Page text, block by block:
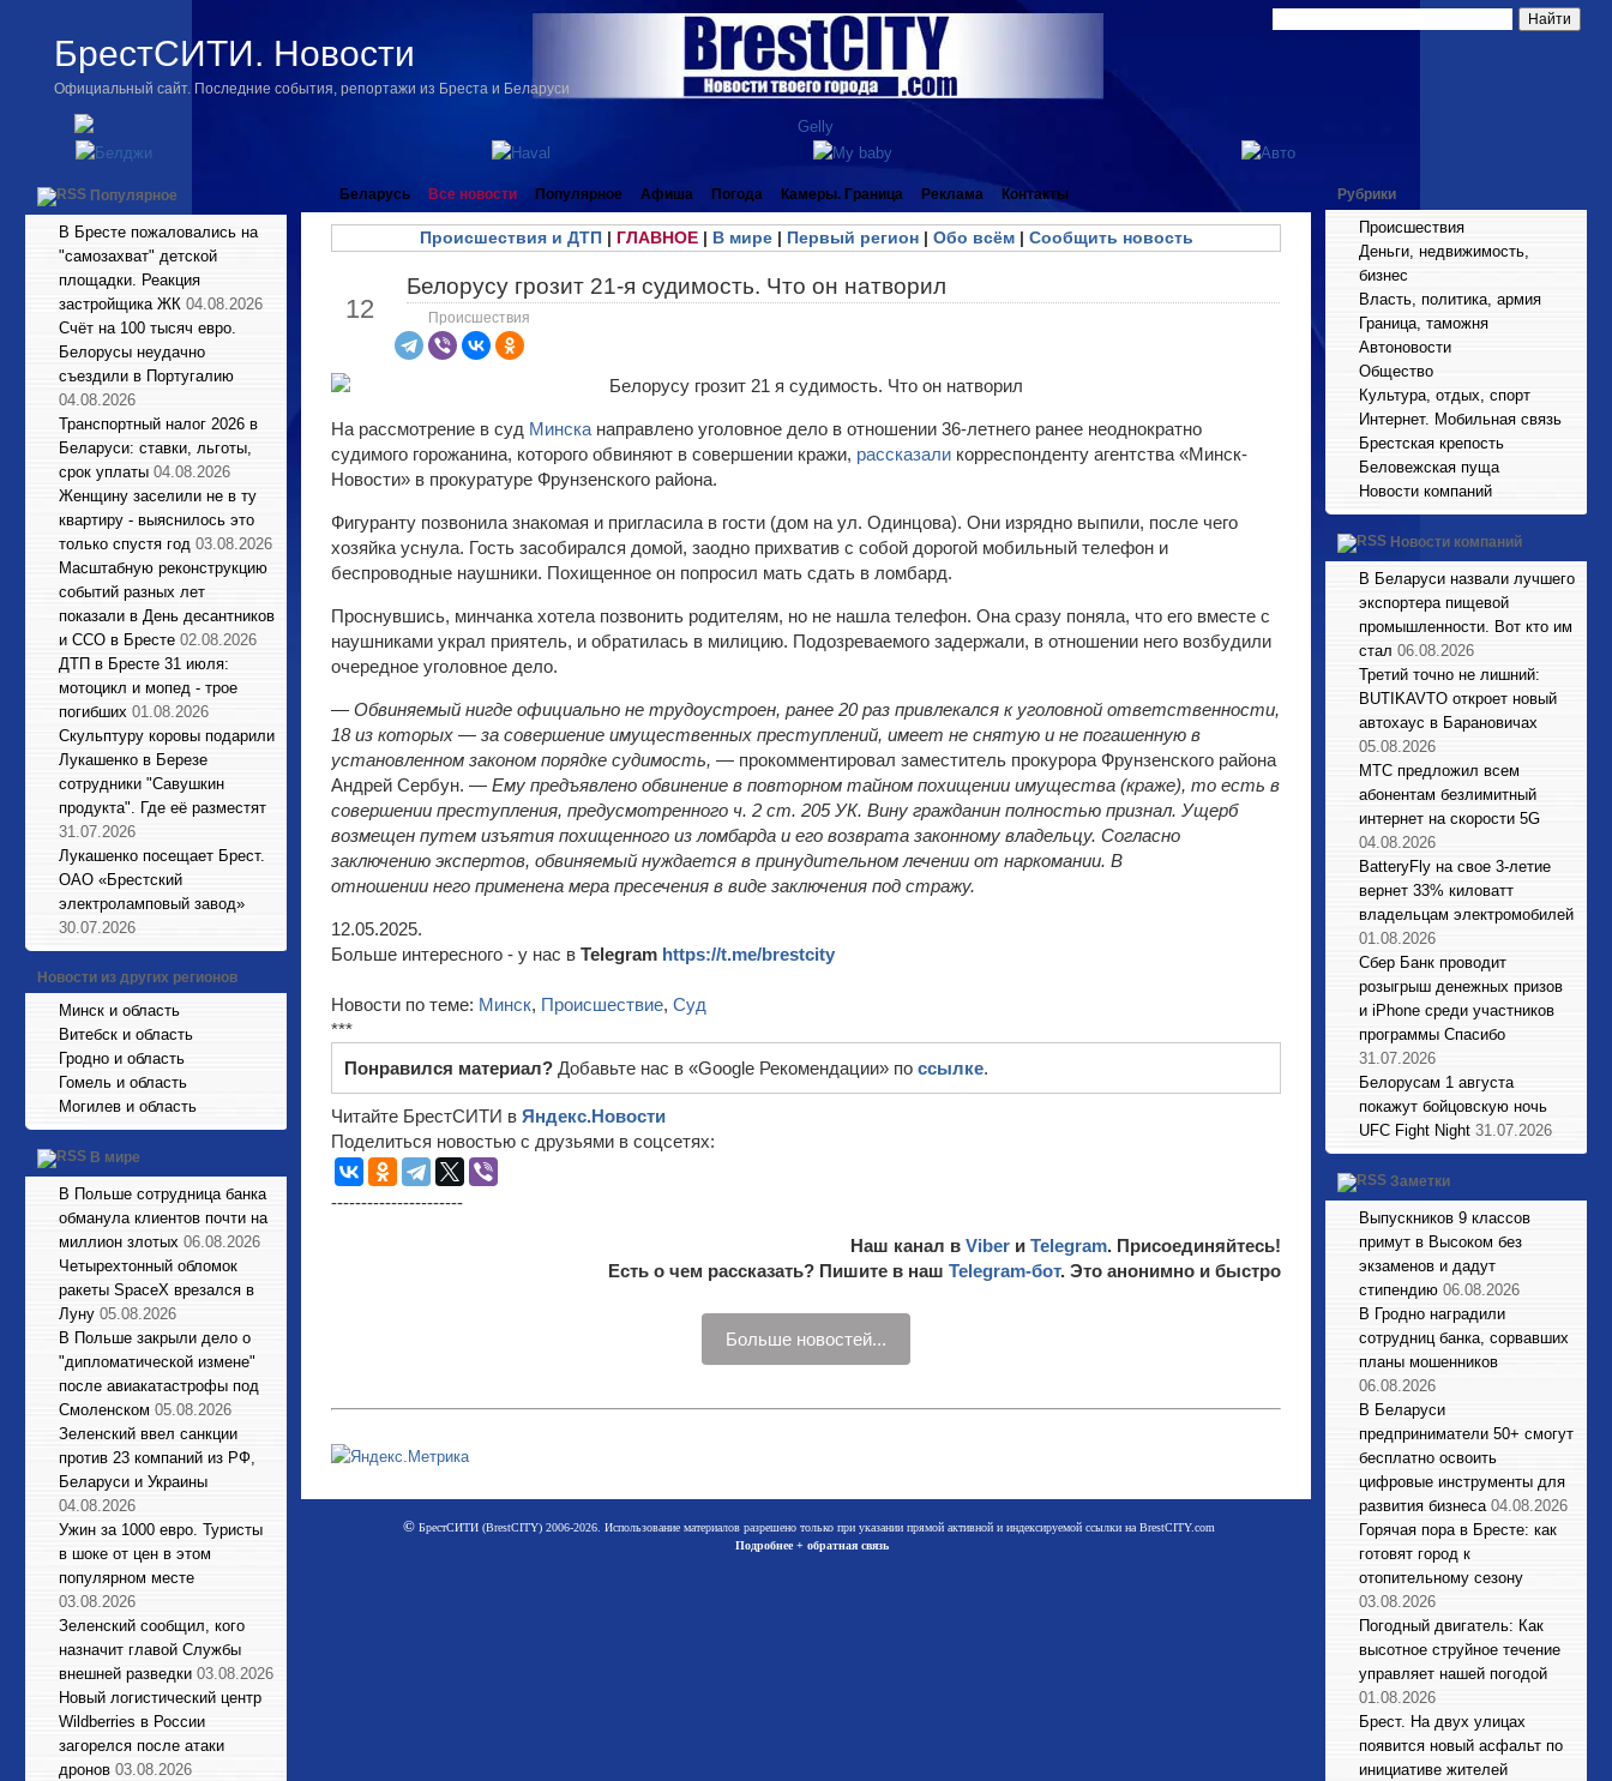
БрестСИТИ. Новости
Официальный сайт. Последние события, репортажи из Бреста и Беларуси
Популярное
В Бресте пожаловались на
"самозахват" детской
площадки. Реакция
застройщика ЖК 04.08.2026
Счёт на 100 тысяч евро.
Белорусы неудачно
съездили в Португалию
04.08.2026
Транспортный налог 2026 в
Беларуси: ставки, льготы,
срок уплаты 04.08.2026
Женщину заселили не в ту
квартиру - выяснилось это
только спустя год 03.08.2026
Масштабную реконструкцию
событий разных лет
показали в День десантников
и ССО в Бресте 02.08.2026
ДТП в Бресте 31 июля:
мотоцикл и мопед - трое
погибших 01.08.2026
Cкульптуру коровы подарили
Лукашенко в Березе
сотрудники "Савушкин
продукта". Где её разместят
31.07.2026
Лукашенко посещает Брест.
ОАО «Брестский
электроламповый завод»
30.07.2026
Новости из других регионов
Минск и область
Витебск и область
Гродно и область
Гомель и область
Могилев и область
В мире
В Польше сотрудница банка
обманула клиентов почти на
миллион злотых 06.08.2026
Четырехтонный обломок
ракеты SpaceX врезался в
Луну 05.08.2026
В Польше закрыли дело о
"дипломатической измене"
после авиакатастрофы под
Смоленском 05.08.2026
Зеленский ввел санкции
против 23 компаний из РФ,
Беларуси и Украины
04.08.2026
Ужин за 1000 евро. Туристы
в шоке от цен в этом
популярном месте
03.08.2026
Зеленский сообщил, кого
назначит главой Службы
внешней разведки 03.08.2026
Новый логистический центр
Wildberries в России
загорелся после атаки
дронов 03.08.2026
Беларусь Все новости Популярное Афиша Погода Камеры. Граница Реклама Контакты
Происшествия и ДТП| ГЛАВНОЕ| В мире| Первый регион| Обо всём| Сообщить новость
12
Белорусу грозит 21-я судимость. Что он натворил
Происшествия
На рассмотрение в суд Минска направлено уголовное дело в отношении 36-летнего ранее неоднократно
судимого горожанина, которого обвиняют в совершении кражи, рассказали корреспонденту агентства «Минск-
Новости» в прокуратуре Фрунзенского района.
Фигуранту позвонила знакомая и пригласила в гости (дом на ул. Одинцова). Они изрядно выпили, после чего
хозяйка уснула. Гость засобирался домой, заодно прихватив с собой дорогой мобильный телефон и
беспроводные наушники. Похищенное он попросил мать сдать в ломбард.
Проснувшись, минчанка хотела позвонить родителям, но не нашла телефон. Она сразу поняла, что его вместе с
наушниками украл приятель, и обратилась в милицию. Подозреваемого задержали, в отношении него возбудили
очередное уголовное дело.
— Обвиняемый нигде официально не трудоустроен, ранее 20раз привлекался к уголовной ответственности,
18 из которых — за совершение имущественных преступлений, имеет не снятую и не погашенную в
установленном законом порядке судимость, — прокомментировал заместитель прокурора Фрунзенского района
Андрей Сербун. — Ему предъявлено обвинение в повторном тайном похищении имущества (краже), то есть в
совершении преступления, предусмотренного ч. 2 ст. 205 УК. Вину гражданин полностью признал. Ущерб
возмещен путем изъятия похищенного из ломбарда и его возврата законному владельцу. Согласно
заключению экспертов, обвиняемый нуждается в принудительном лечении от наркомании. В
отношении него применена мера пресечения в виде заключения под стражу.
12.05.2025.
Больше интересного - у нас в Telegram https://t.me/brestcity
Новости по теме: Минск, Происшествие, Суд
***
Понравился материал? Добавьте нас в «Google Рекомендации» по ссылке.
Читайте БрестСИТИ в Яндекс.Новости
Поделиться новостью с друзьями в соцсетях:
----------------------
Наш канал в Viber и Telegram. Присоединяйтесь!
Есть о чем рассказать? Пишите в наш Telegram-бот. Это анонимно и быстро
Больше новостей...
©БрестСИТИ (BrestCITY) 2006-2026. Использование материалов разрешено только при указании прямой активной и индексируемой ссылки на BrestCITY.com
Подробнее + обратная связь
Рубрики
Происшествия
Деньги, недвижимость,
бизнес
Власть, политика, армия
Граница, таможня
Автоновости
Общество
Культура, отдых, спорт
Интернет. Мобильная связь
Брестская крепость
Беловежская пуща
Новости компаний
Новости компаний
В Беларуси назвали лучшего
экспортера пищевой
промышленности. Вот кто им
стал 06.08.2026
Третий точно не лишний:
BUTIKAVTO откроет новый
автохаус в Барановичах
05.08.2026
МТС предложил всем
абонентам безлимитный
интернет на скорости 5G
04.08.2026
BatteryFly на свое 3-летие
вернет 33% киловатт
владельцам электромобилей
01.08.2026
Сбер Банк проводит
розыгрыш денежных призов
и iPhone среди участников
программы Спасибо
31.07.2026
Белорусам 1 августа
покажут бойцовскую ночь
UFC Fight Night 31.07.2026
Заметки
Выпускников 9 классов
примут в Высоком без
экзаменов и дадут
стипендию 06.08.2026
В Гродно наградили
сотрудниц банка, сорвавших
планы мошенников
06.08.2026
В Беларуси
предприниматели 50+ смогут
бесплатно освоить
цифровые инструменты для
развития бизнеса 04.08.2026
Горячая пора в Бресте: как
готовят город к
отопительному сезону
03.08.2026
Погодный двигатель: Как
высотное струйное течение
управляет нашей погодой
01.08.2026
Брест. На двух улицах
появится новый асфальт по
инициативе жителей